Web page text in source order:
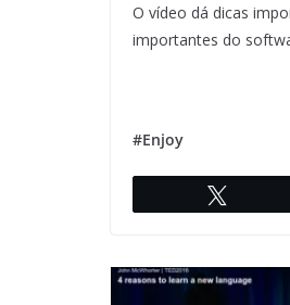
O vídeo dá dicas
importantes do
#Enjoy